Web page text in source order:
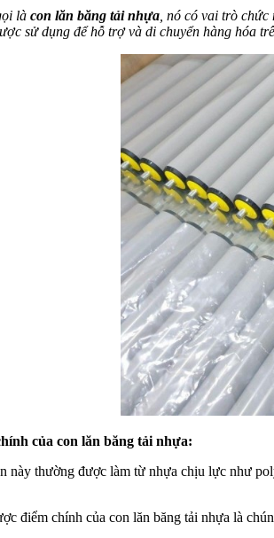
là con lăn băng tải nhựa , nó có vai trò
sử dụng để hỗ trợ và di chuyển hàng hóa
của con lăn băng tải nhựa:
này thường được làm từ nhựa chịu lực như
điểm chính của con lăn băng tải nhựa là